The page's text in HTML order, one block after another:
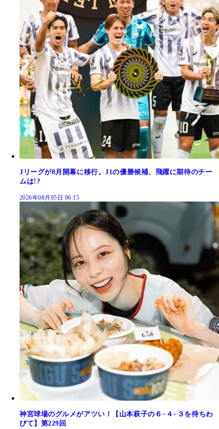
Jリーグが8月開幕に移行。J1の優勝候補、飛躍に期待のチー
ムは!?
2026年08月05日 06:15
神宮球場のグルメがアツい！【山本萩子の６−４−３を待ちわ
びて】第229回